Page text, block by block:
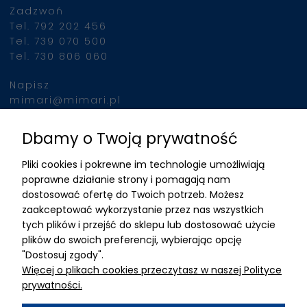
automatycznie, nie
operatora. To pozwala
efektywne
czasu personelu i
liczby
zabiegów.
Zadzwoń
Tel. 792 202 456
Tel. 739 070 500
Tel. 730 806 060
Napisz
mimari@mimari.pl
Znajdziesz nas
ADRES
MIMARI sp z o.o.
ul. Kurkowa 12
50-210 Wrocław
Dane rejestracyjne
NIP:8982325327
Dbamy o Twoją prywatność
Pliki cookies i pokrewne im technologie umożliwiają
poprawne działanie strony i pomagają nam
dostosować ofertę do Twoich potrzeb. Możesz
zaakceptować wykorzystanie przez nas wszystkich
tych plików i przejść do sklepu lub dostosować użycie
plików do swoich preferencji, wybierając opcję
"Dostosuj zgody".
Więcej o plikach cookies przeczytasz w naszej Polityce
prywatności.